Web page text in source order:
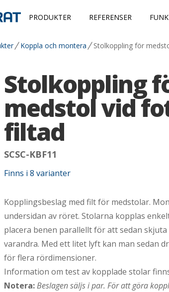
PRODUKTER REFERENSER
Koppla och montera Stolkoppling för
Stolkoppling
medstol vid
filtad
SCSC-KBF11
Finns i 8 varianter
Kopplingsbeslag med filt för medstolar.
undersidan av röret. Stolarna kopplas
placera benen parallellt för att sedan skjuta
varandra. Med ett litet lyft kan man sedan
för flera rördimensioner.
Information om test av kopplade stolar
Notera:Beslagen säljs i par. För att göra